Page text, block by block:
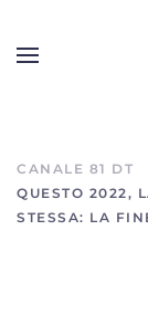
CANALE 81 DT
QUESTO 2022,
STESSA: LA